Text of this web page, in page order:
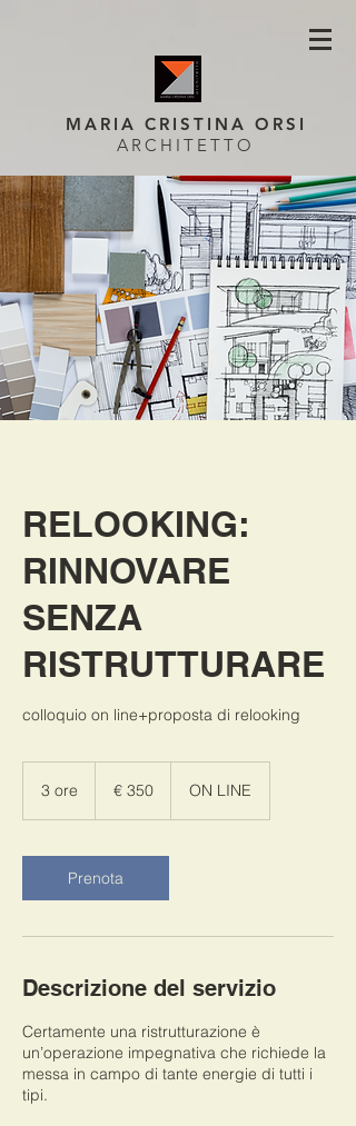
MARIA CRISTINA ORSI
ARCHITETTO
RELOOKING:
RINNOVARE
SENZA
RISTRUTTURARE
colloquio on line+proposta di relooking
3 ore
e
€ 350 ON LINE
Prenota
Descrizione del servizio
Certamente una ristrutturazione è
un’operazione impegnativa che richiede la
messa in campo di tante energie di tutti i
tipi.